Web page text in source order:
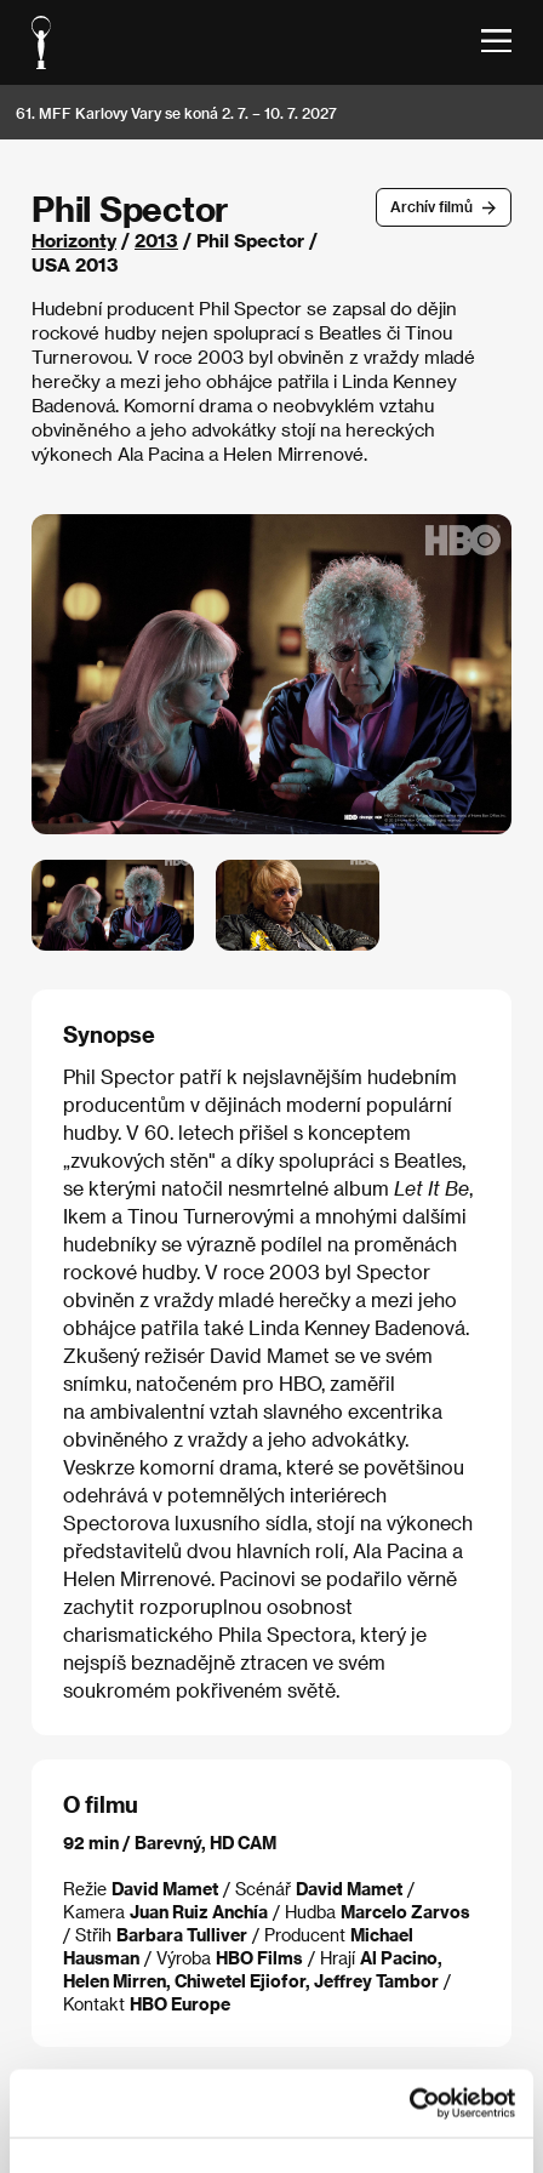
61. MFF Karlovy Vary se koná 2. 7. – 10. 7. 2027
Archív filmů
Phil Spector
Horizonty/ 2013 / Phil Spector /
USA 2013
Hudební producent Phil Spector se zapsal do dějin
rockové hudby nejen spoluprací s Beatles či Tinou
Turnerovou. V roce 2003 byl obviněn z vraždy mladé
herečky a mezi jeho obhájce patřila i Linda Kenney
Badenová. Komorní drama o neobvyklém vztahu
obviněného a jeho advokátky stojí na hereckých
výkonech Ala Pacina a Helen Mirrenové.
Synopse
Phil Spector patří k nejslavnějším hudebním
producentům v dějinách moderní populární
hudby. V 60. letech přišel s konceptem
„zvukových stěn" a díky spolupráci s Beatles,
se kterými natočil nesmrtelné album Let It Be
Ikem a Tinou Turnerovými a mnohými dalšími
hudebníky se výrazně podílel na proměnách
rockové hudby. V roce 2003 byl Spector
obviněn z vraždy mladé herečky a mezi jeho
obhájce patřila také Linda Kenney Badenová.
Zkušený režisér David Mamet se ve svém
snímku, natočeném pro HBO, zaměřil
na ambivalentní vztah slavného excentrika
obviněného z vraždy a jeho advokátky.
Veskrze komorní drama, které se povětšinou
odehrává v potemnělých interiérech
Spectorova luxusního sídla, stojí na výkonech
představitelů dvou hlavních rolí, Ala Pacina a
Helen Mirrenové. Pacinovi se podařilo věrně
zachytit rozporuplnou osobnost
charismatického Phila Spectora, který je
nejspíš beznadějně ztracen ve svém
soukromém pokřiveném světě.
O filmu
92 min / Barevný, HD CAM
Režie David Mamet / Scénář David Mamet /
Kamera Juan Ruiz Anchía / Hudba Marcelo Zarvos
/ Střih Barbara Tulliver / Producent Michael
Hausman / Výroba HBO Films / Hrají Al Pacino,
Helen Mirren, Chiwetel Ejiofor, Jeffrey Tambor /
Kontakt HBO Europe